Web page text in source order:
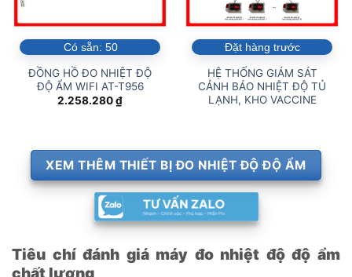
Có sẵn: 50
ĐỒNG HỒ ĐO NHIỆT ĐỘ
ĐỘ ẨM WIFI AT-T956
2.258.280₫
Đặt hàng trước
HỆ THỐNG GIÁM SÁT
CẢNH BÁO NHIỆT ĐỘ TỦ
LẠNH, KHO VACCINE
XEM THÊM THIẾT BỊ ĐO NHIỆT ĐỘ ĐỘ ẨM
Tiêu chí đánh giá máy đo nhiệt độ độ ẩm